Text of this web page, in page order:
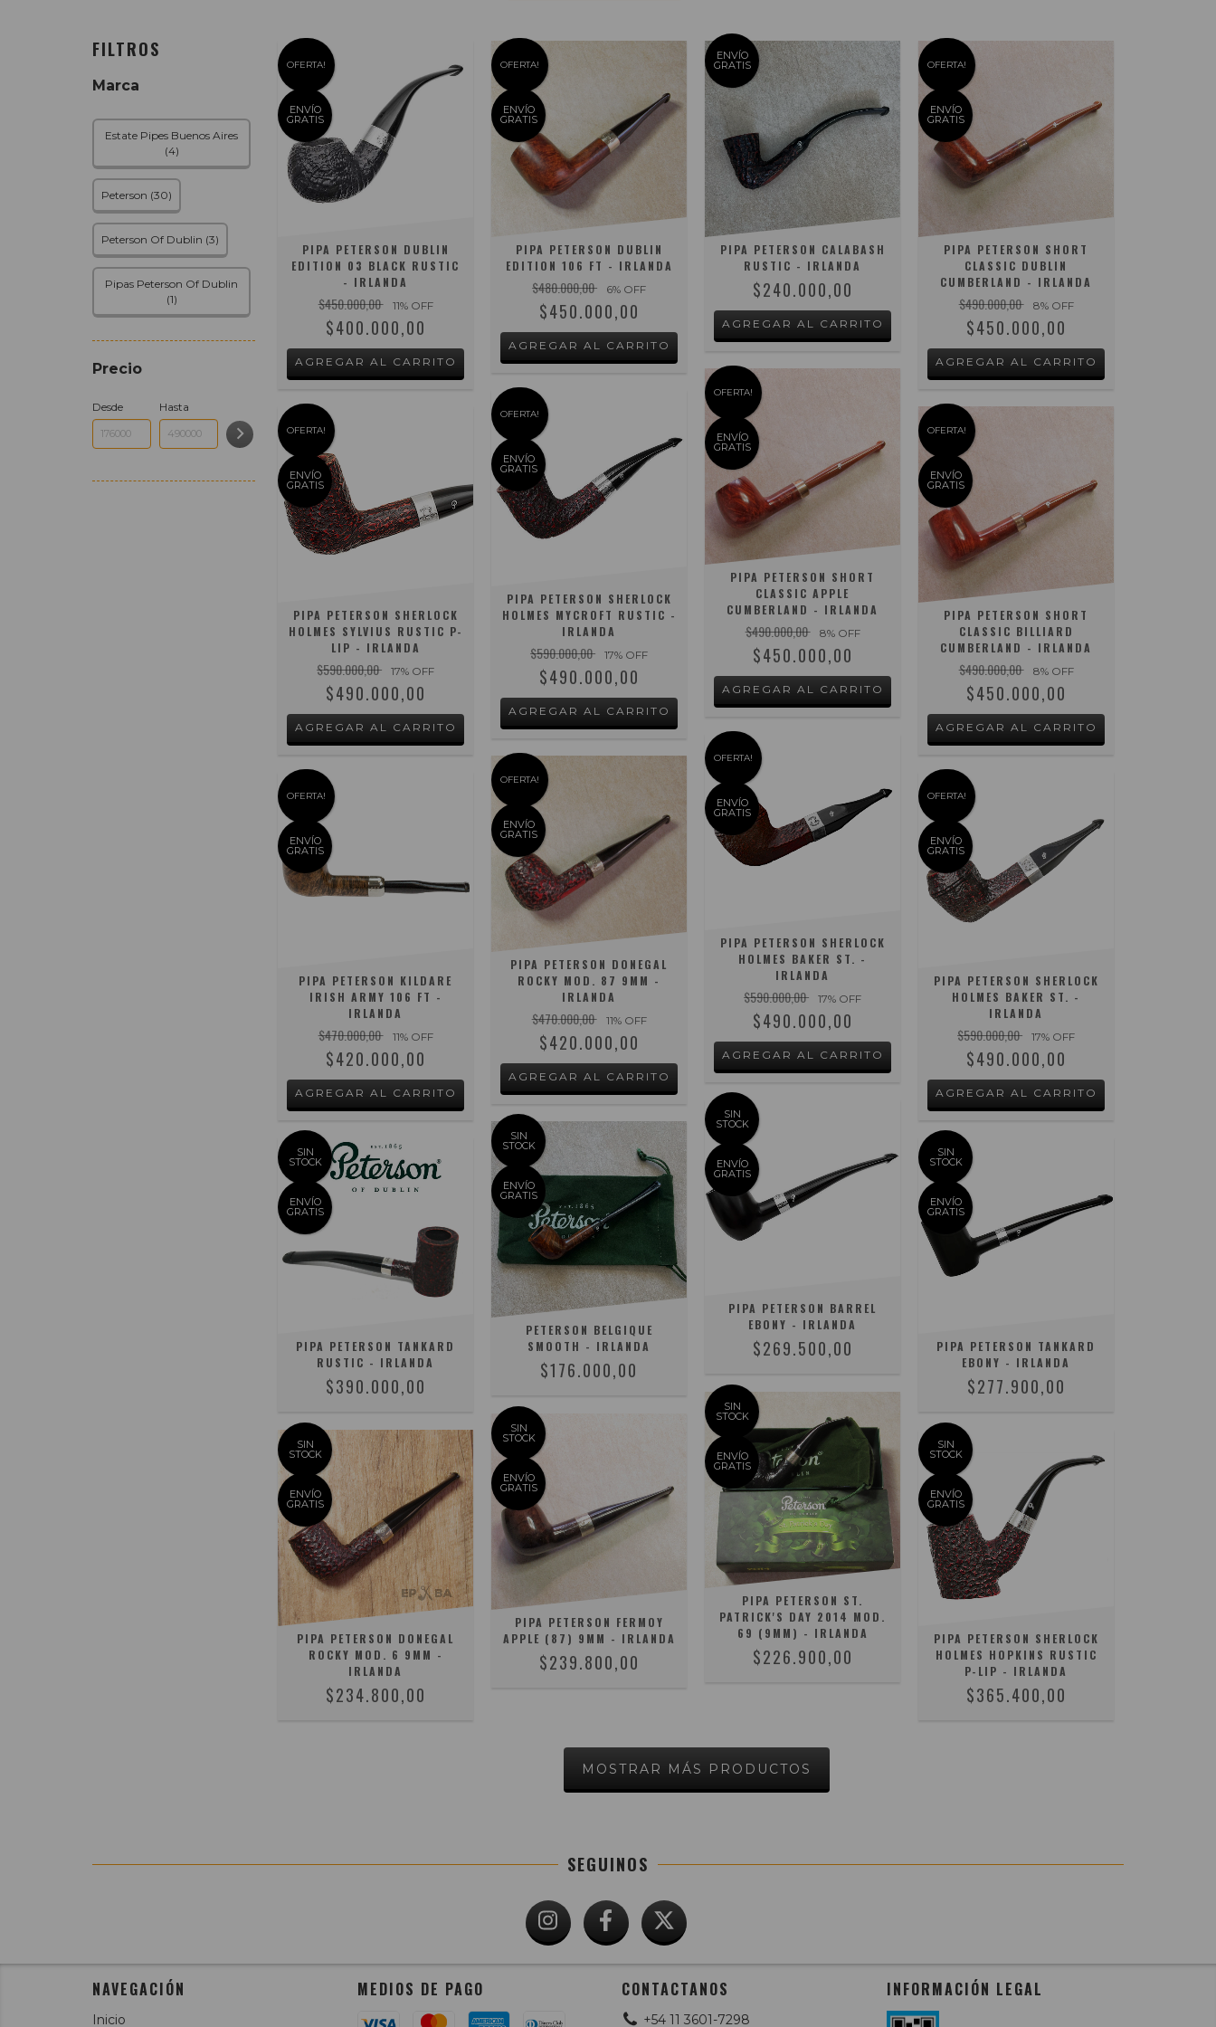
FILTROS
Marca
Estate Pipes Buenos Aires
(4)
Peterson (30)
Peterson Of Dublin (3)
Pipas Peterson Of Dublin
(1)
Precio
Desde Hasta
OFERTA!
ENVÍO
GRATIS
PIPA PETERSON DUBLIN
EDITION 03 BLACK RUSTIC
- IRLANDA
$450.000,00 11% OFF
$400.000,00
OFERTA!
ENVÍO
GRATIS
PIPA PETERSON DUBLIN
EDITION 106 FT - IRLANDA
$480.000,00 6% OFF
$450.000,00
ENVÍO
GRATIS
PIPA PETERSON CALABASH
RUSTIC - IRLANDA
$240.000,00
OFERTA!
ENVÍO
GRATIS
PIPA PETERSON SHORT
CLASSIC DUBLIN
CUMBERLAND - IRLANDA
$490.000,00 8% OFF
$450.000,00
OFERTA!
ENVÍO
GRATIS
PIPA PETERSON SHERLOCK
HOLMES SYLVIUS RUSTIC P-
LIP - IRLANDA
$590.000,00 17% OFF
$490.000,00
OFERTA!
ENVÍO
GRATIS
PIPA PETERSON SHERLOCK
HOLMES MYCROFT RUSTIC -
IRLANDA
$590.000,00 17% OFF
$490.000,00
OFERTA!
ENVÍO
GRATIS
PIPA PETERSON SHORT
CLASSIC APPLE
CUMBERLAND - IRLANDA
$490.000,00 8% OFF
$450.000,00
OFERTA!
ENVÍO
GRATIS
PIPA PETERSON SHORT
CLASSIC BILLIARD
CUMBERLAND - IRLANDA
$490.000,00 8% OFF
$450.000,00
OFERTA!
ENVÍO
GRATIS
PIPA PETERSON KILDARE
IRISH ARMY 106 FT -
IRLANDA
$470.000,00 11% OFF
$420.000,00
OFERTA!
ENVÍO
GRATIS
PIPA PETERSON DONEGAL
ROCKY MOD. 87 9MM -
IRLANDA
$470.000,00 11% OFF
$420.000,00
OFERTA!
ENVÍO
GRATIS
PIPA PETERSON SHERLOCK
HOLMES BAKER ST. -
IRLANDA
$590.000,00 17% OFF
$490.000,00
OFERTA!
ENVÍO
GRATIS
PIPA PETERSON SHERLOCK
HOLMES BAKER ST. -
IRLANDA
$590.000,00 17% OFF
$490.000,00
SIN
STOCK
ENVÍO
GRATIS
PIPA PETERSON TANKARD
RUSTIC - IRLANDA
$390.000,00
SIN
STOCK
ENVÍO
GRATIS
PETERSON BELGIQUE
SMOOTH - IRLANDA
$176.000,00
SIN
STOCK
ENVÍO
GRATIS
PIPA PETERSON BARREL
EBONY - IRLANDA
$269.500,00
SIN
STOCK
ENVÍO
GRATIS
PIPA PETERSON TANKARD
EBONY - IRLANDA
$277.900,00
SIN
STOCK
ENVÍO
GRATIS
PIPA PETERSON DONEGAL
ROCKY MOD. 6 9MM -
IRLANDA
$234.800,00
SIN
STOCK
ENVÍO
GRATIS
PIPA PETERSON FERMOY
APPLE (87) 9MM - IRLANDA
$239.800,00
SIN
STOCK
ENVÍO
GRATIS
PIPA PETERSON ST.
PATRICK'S DAY 2014 MOD.
69 (9MM) - IRLANDA
$226.900,00
SIN
STOCK
ENVÍO
GRATIS
PIPA PETERSON SHERLOCK
HOLMES HOPKINS RUSTIC
P-LIP - IRLANDA
$365.400,00
MOSTRAR MÁS PRODUCTOS
SEGUINOS
NAVEGACIÓN
Inicio
MEDIOS DE PAGO CONTACTANOS
+54 11 3601-7298
INFORMACIÓN LEGAL